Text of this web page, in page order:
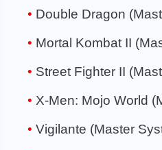
Double Dragon
Mortal Kombat II
Street Fighter II
X-Men: Mojo World
Vigilante (Master